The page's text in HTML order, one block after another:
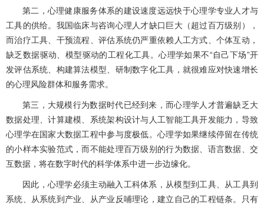
第二，心理健康服务体系的建设速度远远快于心理学专业人才与
工具的供给。我国临床与咨询心理人才缺口巨大（超过百万级别），
而治疗工具、干预流程、评估系统仍严重依赖人工方式、个体互动，
缺乏数据驱动、模型驱动的工程化工具。心理学如果不“自己下场”开
发评估系统、构建算法模型、研制数字化工具，就很难应对快速增长
的心理风险群体和服务需求。
第三，大规模行为数据时代已经到来，而心理学人才普遍缺乏大
数据处理、计算建模、系统架构设计与人工智能工具开发能力，导致
心理学在国家大数据工程中参与度极低。心理学如果继续停留在传统
的小样本实验范式，而不能处理百万级别的行为数据、语言数据、交
互数据，将在数字时代的科学体系中进一步边缘化。
因此，心理学必须主动融入工科体系，从模型到工具、从工具到
系统、从系统到产业、从产业反哺理论，建立自己的工程链条。只有